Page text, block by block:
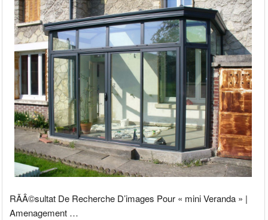
RÃÂ©sultat De Recherche D’images Pour « mini Veranda » |
Amenagement …